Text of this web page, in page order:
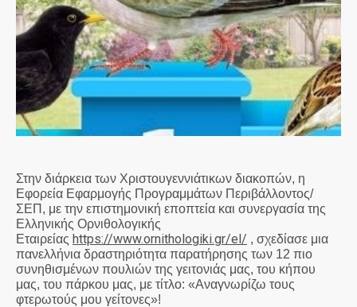
Στην διάρκεια των Χριστουγεννιάτικων διακοπών, η
Εφορεία Εφαρμογής Προγραμμάτων Περιβάλλοντος/
ΣΕΠ, με την επιστημονική εποπτεία και συνεργασία της
Ελληνικής Ορνιθολογικής
Εταιρείας https://www.ornithologiki.gr/el/ , σχεδίασε μια
πανελλήνια δραστηριότητα παρατήρησης των 12 πιο
συνηθισμένων πουλιών της γειτονιάς μας, του κήπου
μας, του πάρκου μας, με τίτλο: «Αναγνωρίζω τους
φτερωτούς μου γείτονες»!